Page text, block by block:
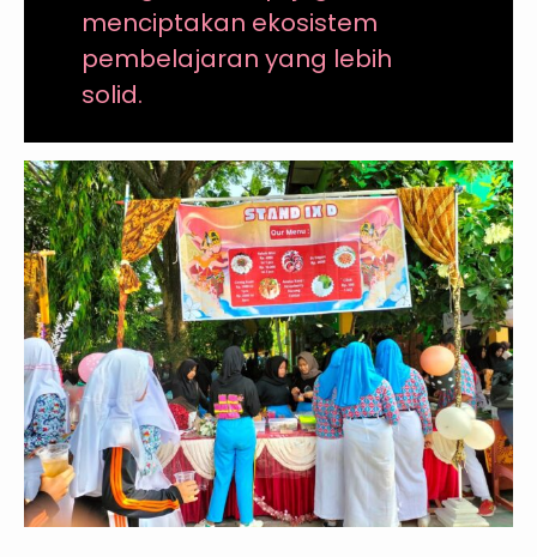
menciptakan ekosistem
pembelajaran yang lebih
solid.